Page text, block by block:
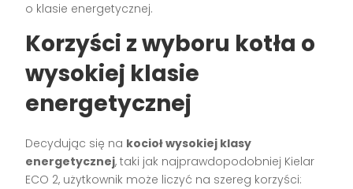
o klasie energetycznej.
Korzyści z wyboru kotła o
wysokiej klasie
energetycznej
Decydując się na kocioł wysokiej klasy
energetycznej, taki jak najprawdopodobniej Kielar
ECO 2, użytkownik może liczyć na szereg korzyści: